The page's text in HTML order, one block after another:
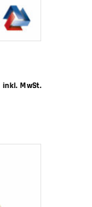
inkl. MwSt.